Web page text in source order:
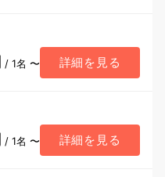
/ 1名 〜 詳細を見る
/ 1名 〜 詳細を見る